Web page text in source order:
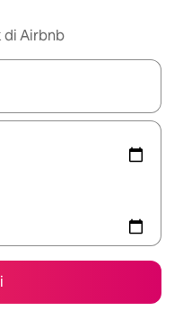
di Airbnb
dengan tombol panah